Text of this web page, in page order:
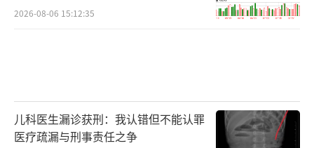
2026-08-06 15:12:35
儿科医生漏诊获刑：我认错但不能认罪
医疗疏漏与刑事责任之争